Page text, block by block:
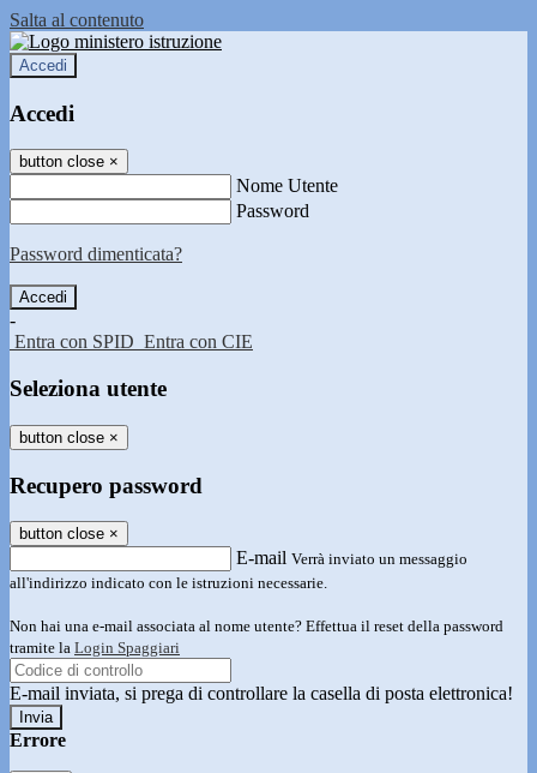
Salta al contenuto
Accedi
Accedi
button close ×
Nome Utente
Password
Password dimenticata?
-
Entra con SPID Entra con CIE
Seleziona utente
button close ×
Recupero password
button close ×
E-mail Verrà inviato un messaggio
all'indirizzo indicato con le istruzioni necessarie.
Non hai una e-mail associata al nome utente? Effettua il reset della password
tramite la Login Spaggiari
E-mail inviata, si prega di controllare la casella di posta elettronica!
Errore